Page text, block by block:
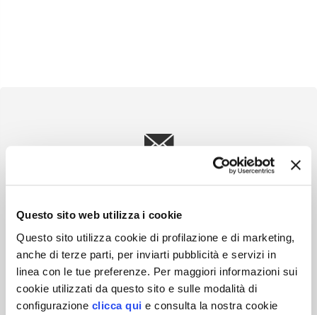
Questo sito web utilizza i cookie
Questo sito utilizza cookie di profilazione e di marketing,
anche di terze parti, per inviarti pubblicità e servizi in
linea con le tue preferenze. Per maggiori informazioni sui
cookie utilizzati da questo sito e sulle modalità di
configurazione clicca qui e consulta la nostra cookie
ISCRIVITI